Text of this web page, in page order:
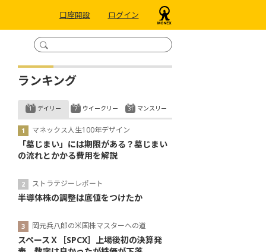
口座開設 ログイン
ランキング
デイリー
マネックス人生100年デザイン
「墓じまい」には期限がある？墓じまい
の流れとかかる費用を解説
ストラテジーレポート
半導体株の調整は底値をつけたか
岡元兵八郎の米国株マスターへの道
スペースＸ［SPCX］上場後初の決算発
ウイークリー マンスリー